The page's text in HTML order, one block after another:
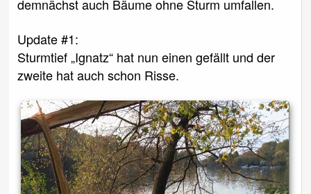
demnächst auch Bäume ohne Sturm umfallen.
Update #1:
Sturmtief „Ignatz“ hat nun einen gefällt und der
zweite hat auch schon Risse.